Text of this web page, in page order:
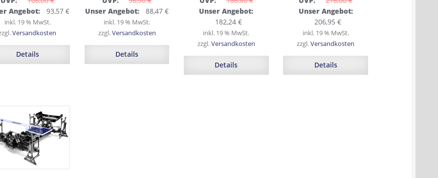
Angebot: 93,57 €Aktueller
inkl. 19 % MwSt.
Versandkosten
Details
Ursprünglicher
war:
Unser Angebot: 88,47 €Aktueller
inkl. 19 % MwSt.
zzgl.Versandkosten
Details
Ursprünglicher
Preis
war:
186,80 €
Unser Angebot:
182,24 €Aktueller
Preis
ist:
inkl. 19 % MwSt.
zzgl.Versandkosten
Details
Ursprünglicher
Preis
war:
216,00 €
Unser Angebot:
206,95 €Aktueller
Preis
ist:
inkl. 19 % MwSt.
zzgl.Versandkosten
Details